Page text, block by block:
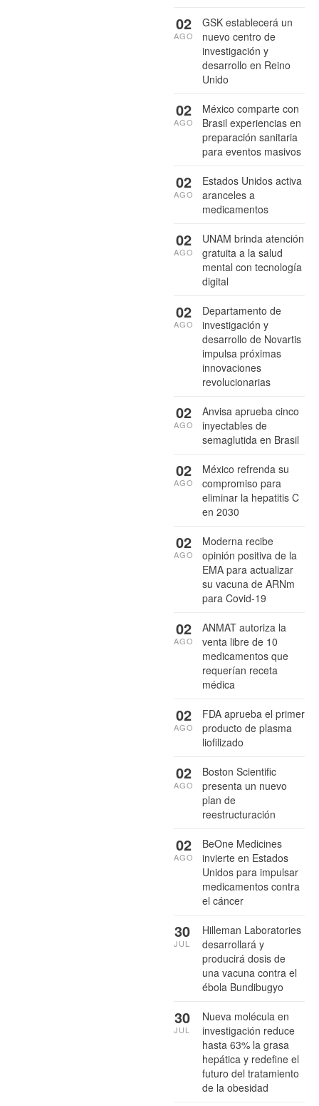
GSK establecerá un
nuevo centro de
investigación y
desarrollo en Reino
Unido
02
AGO
México comparte con
Brasil experiencias en
preparación sanitaria
para eventos masivos
02
AGO
Estados Unidos activa
aranceles a
medicamentos
02
AGO
UNAM brinda atención
gratuita a la salud
mental con tecnología
digital
02
AGO
Departamento de
investigación y
desarrollo de Novartis
impulsa próximas
innovaciones
revolucionarias
02
AGO
Anvisa aprueba cinco
inyectables de
semaglutida en Brasil
02
AGO
México refrenda su
compromiso para
eliminar la hepatitis C
en 2030
02
AGO
Moderna recibe
opinión positiva de la
EMA para actualizar
su vacuna de ARNm
para Covid-19
02
AGO
ANMAT autoriza la
venta libre de 10
medicamentos que
requerían receta
médica
02
AGO
FDA aprueba el primer
producto de plasma
liofilizado
02
AGO
Boston Scientific
presenta un nuevo
plan de
reestructuración
02
AGO
BeOne Medicines
invierte en Estados
Unidos para impulsar
medicamentos contra
el cáncer
02
AGO
Hilleman Laboratories
desarrollará y
producirá dosis de
una vacuna contra el
ébola Bundibugyo
30
JUL
Nueva molécula en
investigación reduce
hasta 63% la grasa
hepática y redefine el
futuro del tratamiento
de la obesidad
30
JUL